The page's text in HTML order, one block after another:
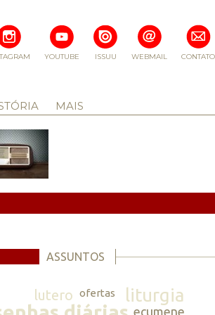
CONTATO
WEBMAIL
ISSUU
YOUTUBE
MAIS
ASSUNTOS
lutero ofertas liturgia
ecumene